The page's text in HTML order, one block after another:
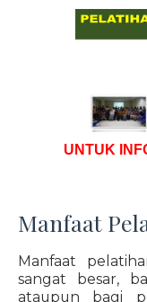
UNTUK
Manfaat
Manfaat
sangat besar,
ataupun bagi